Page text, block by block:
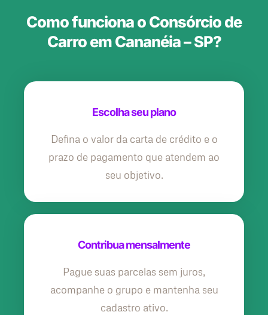
Como funciona o Consórcio de
Carro em Cananéia – SP?
Escolha seu plano
Defina o valor da carta de crédito e o
prazo de pagamento que atendem ao
seu objetivo.
Contribua mensalmente
Pague suas parcelas sem juros,
acompanhe o grupo e mantenha seu
cadastro ativo.